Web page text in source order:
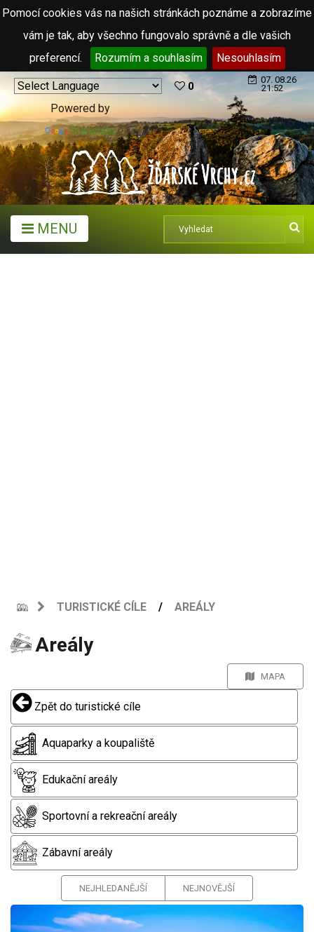
Pomocí cookies vás na našich stránkách poznáme a zobrazíme
vám je tak, aby všechno fungovalo správně a dle vašich
preferencí.
Rozumím a souhlasím Nesouhlasím
Powered by
Translate
0
07. 08.26
21:52
MENU
TURISTICKÉ CÍLE AREÁLY
Areály
MAPA
Zpět do turistické cíle
Aquaparky a koupaliště
Edukační areály
Sportovní a rekreační areály
Zábavní areály
NEJHLEDANĚJŠÍ NEJNOVĚJŠÍ